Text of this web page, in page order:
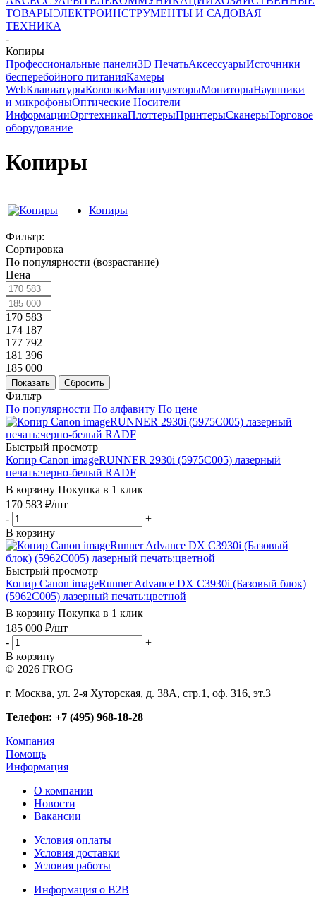
ТОВАРЫЭЛЕКТРОИНСТРУМЕНТЫ И САДОВАЯ
ТЕХНИКА
-
Копиры
Профессиональные панели3D ПечатьАксессуарыИсточники
бесперебойного питанияКамеры
WebКлавиатурыКолонкиМанипуляторыМониторыНаушники
и микрофоныОптические Носители
ИнформацииОргтехникаПлоттерыПринтерыСканерыТорговое
оборудование
Копиры
Копиры
Фильтр:
Сортировка
По популярности (возрастание)
Цена
170 583
174 187
177 792
181 396
185 000
Показать Сбросить
Фильтр
По популярности По алфавиту По цене
Быстрый просмотр
Копир Canon imageRUNNER 2930i (5975C005) лазерный
печать:черно-белый RADF
В корзину Покупка в 1 клик
170 583 ₽/шт
-
+
В корзину
Быстрый просмотр
Копир Canon imageRunner Advance DX C3930i (Базовый блок)
(5962C005) лазерный печать:цветной
В корзину Покупка в 1 клик
185 000 ₽/шт
-
+
В корзину
© 2026 FROG
г. Москва, ул. 2-я Хуторская, д. 38А, стр.1, оф. 316, эт.3
Телефон: +7 (495) 968-18-28
Компания
Помощь
Информация
О компании
Новости
Вакансии
Условия оплаты
Условия доставки
Условия работы
Информация о B2B